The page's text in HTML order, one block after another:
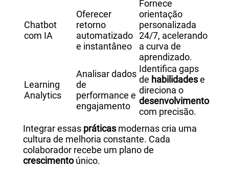
Chatbot
com IA
Oferecer
retorno
automatizado
e instantâneo
Fornece
orientação
personalizada
24/7, acelerando
a curva de
aprendizado.
Learning
Analytics
Analisar dados
de
performance e
engajamento
Identifica gaps
de habilidadese
direciona o
desenvolvimento
com precisão.
Integrar essas práticasmodernas cria uma
cultura de melhoria constante. Cada
colaborador recebe um plano de
crescimentoúnico.